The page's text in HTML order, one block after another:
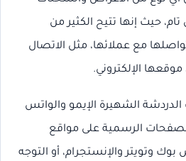
حيث إنها تتيح الكثير من
مع عملائها، مثل الاتصال
الإلكتروني.
الشهيرة الإيمو والواتس
الصفحات الرسمية على مواقع
وتويتر والإنستجرام، أو التوجه